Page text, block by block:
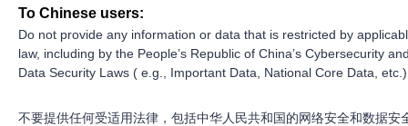
To Chinese users:
Do not provide any information or data that is restricted by
law, including by the People’s Republic of China’s Cybersecurity
Data Security Laws ( e.g., Important Data, National Core Data,
不要提供任何受适用法律，包括中华人民共和国的网络安全和数据安